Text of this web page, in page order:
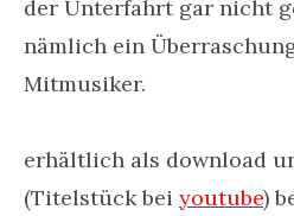
der Unterfahrt gar nicht
nämlich ein
Mitmusiker.
erhältlich als download
(Titelstück bei youtube)